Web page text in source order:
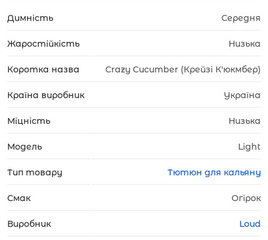
Димність Середня
Жаростійкість Низька
Коротка назва Crazy Cucumber (Крейзі К'юкмбер)
Країна виробник Україна
Міцність Низька
Модель Light
Тип товару Тютюн для кальяну
Смак Огірок
Виробник Loud